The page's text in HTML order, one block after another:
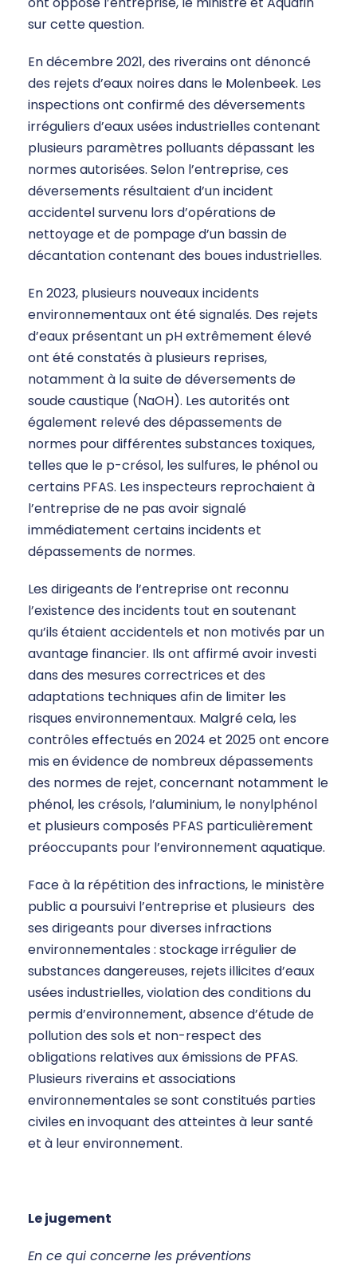
sur cette question.
En décembre 2021, des riverains ont dénoncé
des rejets d’eaux noires dans le Molenbeek. Les
inspections ont confirmé des déversements
irréguliers d’eaux usées industrielles contenant
plusieurs paramètres polluants dépassant les
normes autorisées. Selon l’entreprise, ces
déversements résultaient d’un incident
accidentel survenu lors d’opérations de
nettoyage et de pompage d’un bassin de
décantation contenant des boues industrielles.
En 2023, plusieurs nouveaux incidents
environnementaux ont été signalés. Des rejets
d’eaux présentant un pH extrêmement élevé
ont été constatés à plusieurs reprises,
notamment à la suite de déversements de
soude caustique (NaOH). Les autorités ont
également relevé des dépassements de
normes pour différentes substances toxiques,
telles que le p-crésol, les sulfures, le phénol ou
certains PFAS. Les inspecteurs reprochaient à
l’entreprise de ne pas avoir signalé
immédiatement certains incidents et
dépassements de normes.
Les dirigeants de l’entreprise ont reconnu
l’existence des incidents tout en soutenant
qu’ils étaient accidentels et non motivés par un
avantage financier. Ils ont affirmé avoir investi
dans des mesures correctrices et des
adaptations techniques afin de limiter les
risques environnementaux. Malgré cela, les
contrôles effectués en 2024 et 2025 ont encore
mis en évidence de nombreux dépassements
des normes de rejet, concernant notamment le
phénol, les crésols, l’aluminium, le nonylphénol
et plusieurs composés PFAS particulièrement
préoccupants pour l’environnement aquatique.
Face à la répétition des infractions, le ministère
public a poursuivi l’entreprise et plusieurs des
ses dirigeants pour diverses infractions
environnementales : stockage irrégulier de
substances dangereuses, rejets illicites d’eaux
usées industrielles, violation des conditions du
permis d’environnement, absence d’étude de
pollution des sols et non-respect des
obligations relatives aux émissions de PFAS.
Plusieurs riverains et associations
environnementales se sont constitués parties
civiles en invoquant des atteintes à leur santé
et à leur environnement.
Le jugement
En ce qui concerne les préventions